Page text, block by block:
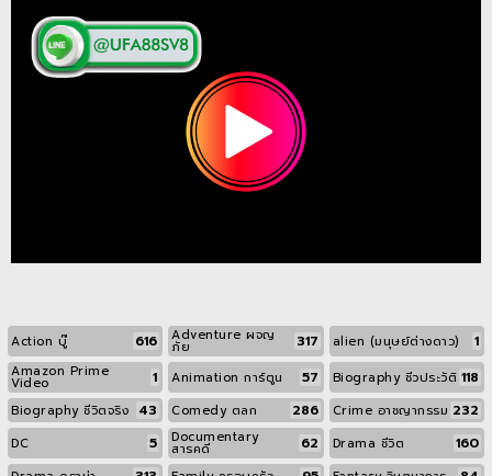
Action บู๊ 616 Adventure ผจญ
ภัย 317 alien (มนุษย์ต่างดาว) 1
Amazon Prime
Video 1 Animation การ์ตูน 57 Biography ชีวประวัติ 118
Biography ชีวิตจริง 43 Comedy ตลก 286 Crime อาชญากรรม 232
DC 5 Documentary
สารคดี 62 Drama ชีวิต 160